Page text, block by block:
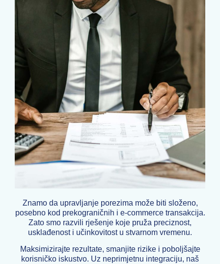
Znamo da upravljanje porezima može biti složeno,
posebno kod prekograničnih i e-commerce transakcija.
Zato smo razvili rješenje koje pruža preciznost,
usklađenost i učinkovitost u stvarnom vremenu.
Maksimizirajte rezultate, smanjite rizike i poboljšajte
korisničko iskustvo. Uz neprimjetnu integraciju, naš